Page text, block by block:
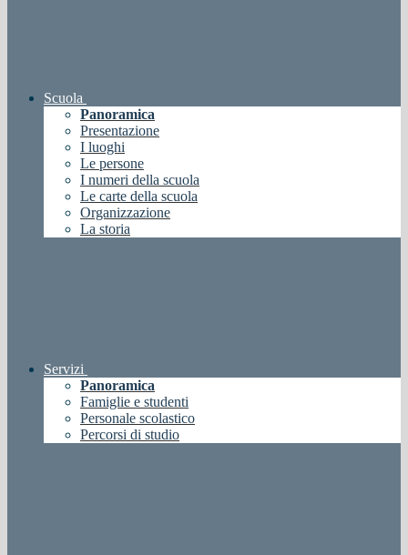
Scuola
Panoramica
Presentazione
I luoghi
Le persone
I numeri della scuola
Le carte della scuola
Organizzazione
La storia
Servizi
Panoramica
Famiglie e studenti
Personale scolastico
Percorsi di studio